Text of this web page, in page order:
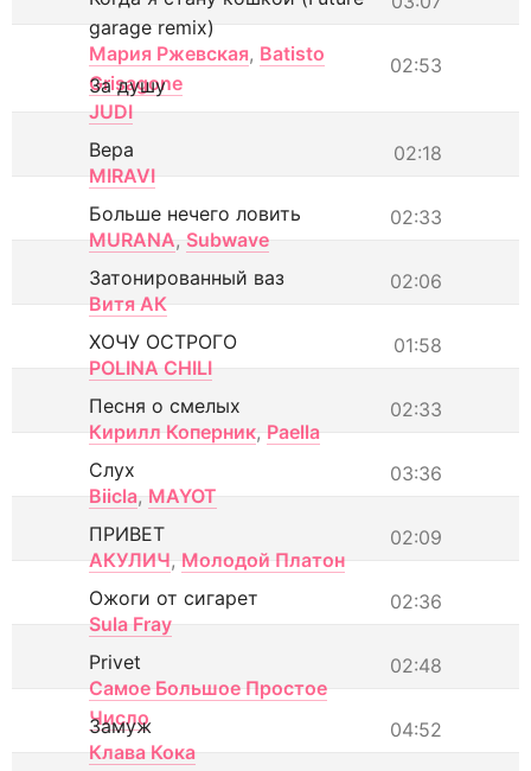
garage remix)
Мария Ржевская, Batisto
Grisagone
02:53
За душу
JUDI
02:18
Вера
MIRAVI
02:33
Больше нечего ловить
MURANA, Subwave
02:06
Затонированный ваз
Витя АК
01:58
ХОЧУ ОСТРОГО
POLINA CHILI
02:33
Песня о смелых
Кирилл Коперник, Paella
03:36
Слух
Biicla, MAYOT
02:09
ПРИВЕТ
АКУЛИЧ, Молодой Платон
02:36
Ожоги от сигарет
Sula Fray
02:48
Privet
Самое Большое Простое
Число
04:52
Замуж
Клава Кока